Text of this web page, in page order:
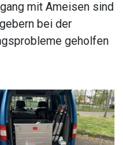
mit Ameisen sind
bei der
geholfen